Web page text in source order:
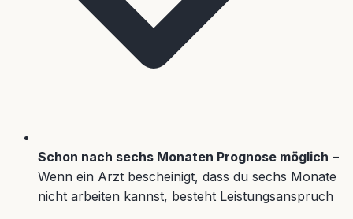
Schon nach sechs Monaten Prognose möglich –
Wenn ein Arzt bescheinigt, dass du sechs Monate
nicht arbeiten kannst, besteht Leistungsanspruch